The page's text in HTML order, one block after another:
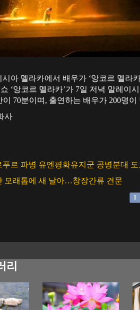
시아 멜라카에서 배우가 ‘앙코르 멜라
‘앙코르 멜라카’가 7일 저녁 말레이
이 70분이며, 출연하는 배우가 200명
사
푸르 파병 유엔평화유지군 공병분대
모래톱에 새 날아…창장간류 견문
1
리